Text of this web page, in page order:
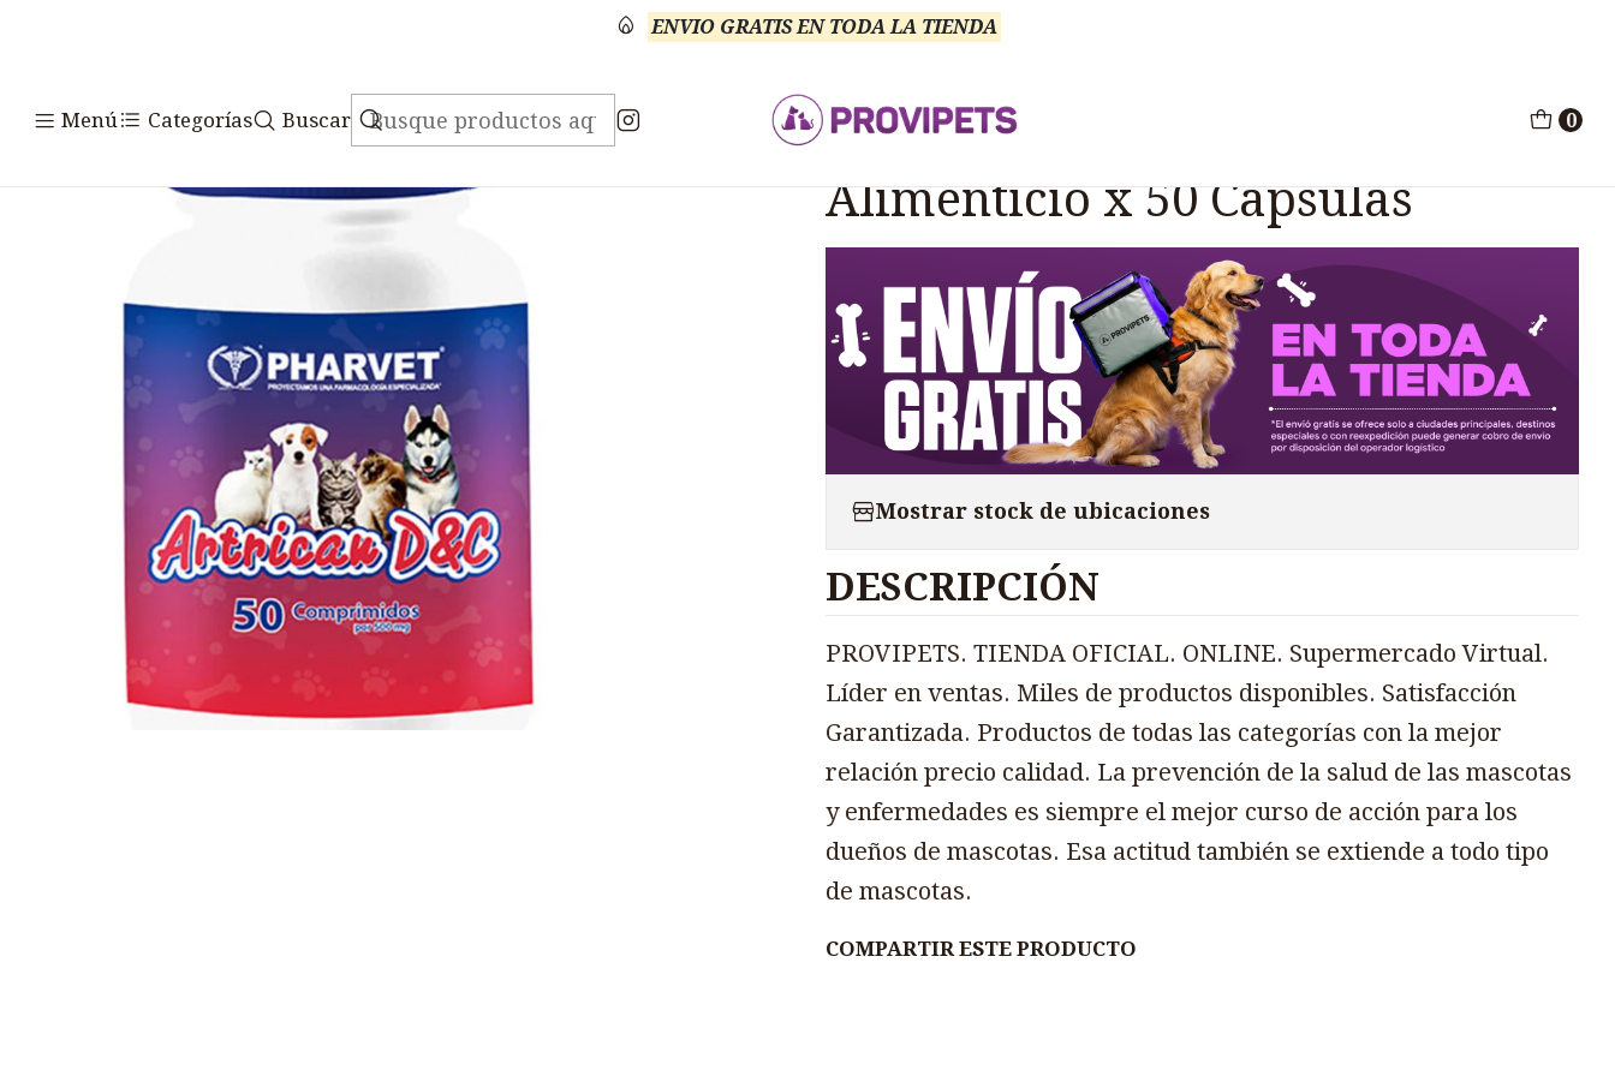
Menú Categorías Buscar 0
ENVIO GRATIS EN TODA LA TIENDA
Veterinario Anti Inflamatorios Artrican D&C Suplemento Alimenticio x 50 Capsulas
Artrican D&C Suplemento
Alimenticio x 50 Capsulas
Mostrar stock de ubicaciones
DESCRIPCIÓN
PROVIPETS. TIENDA OFICIAL. ONLINE. Supermercado Virtual.
Líder en ventas. Miles de productos disponibles. Satisfacción
Garantizada. Productos de todas las categorías con la mejor
relación precio calidad. La prevención de la salud de las mascotas
y enfermedades es siempre el mejor curso de acción para los
dueños de mascotas. Esa actitud también se extiende a todo tipo
de mascotas.
COMPARTIR ESTE PRODUCTO